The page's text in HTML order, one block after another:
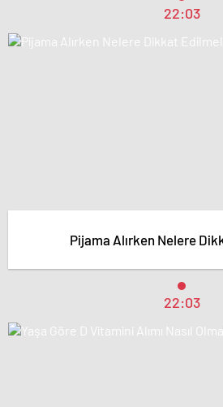
22:03
Pijama Alırken Nelere
22:03